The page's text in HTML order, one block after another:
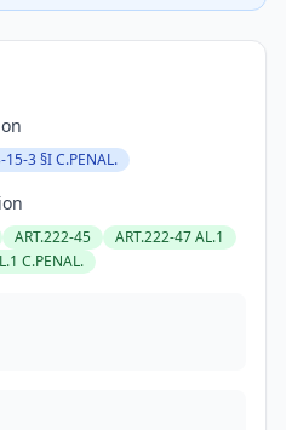
15-3 §I C.PENAL.
ART.222-45
ART.222-47 AL.1
C.PENAL.